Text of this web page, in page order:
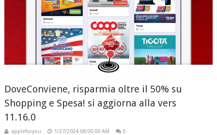
DoveConviene, risparmia oltre il 50% su
Shopping e Spesa! si aggiorna alla vers
11.16.0
appleforyou 1/27/2024 08:00:00 AM 0